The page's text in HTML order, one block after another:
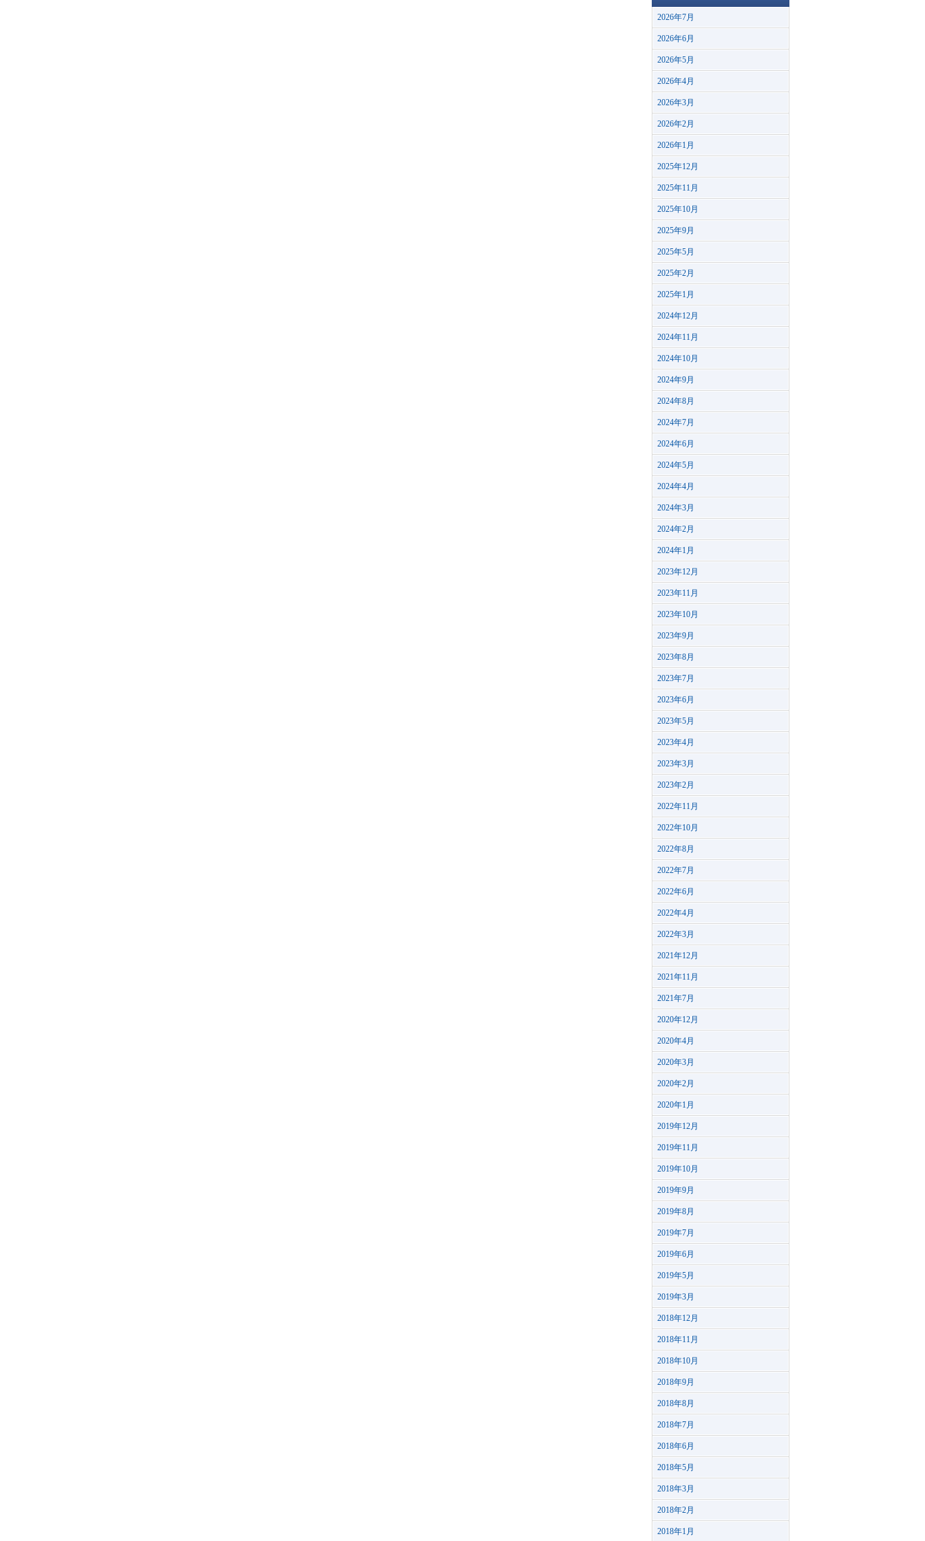
2026年7月
2026年6月
2026年5月
2026年4月
2026年3月
2026年2月
2026年1月
2025年12月
2025年11月
2025年10月
2025年9月
2025年5月
2025年2月
2025年1月
2024年12月
2024年11月
2024年10月
2024年9月
2024年8月
2024年7月
2024年6月
2024年5月
2024年4月
2024年3月
2024年2月
2024年1月
2023年12月
2023年11月
2023年10月
2023年9月
2023年8月
2023年7月
2023年6月
2023年5月
2023年4月
2023年3月
2023年2月
2022年11月
2022年10月
2022年8月
2022年7月
2022年6月
2022年4月
2022年3月
2021年12月
2021年11月
2021年7月
2020年12月
2020年4月
2020年3月
2020年2月
2020年1月
2019年12月
2019年11月
2019年10月
2019年9月
2019年8月
2019年7月
2019年6月
2019年5月
2019年3月
2018年12月
2018年11月
2018年10月
2018年9月
2018年8月
2018年7月
2018年6月
2018年5月
2018年3月
2018年2月
2018年1月